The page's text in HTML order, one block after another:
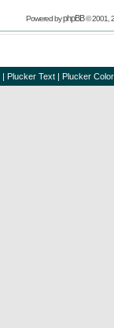
Powered byphpBB© 2001,
| Plucker Text | Plucker Color